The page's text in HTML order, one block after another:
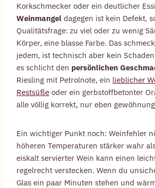
Korkschmecker oder ein deutlicher
Weinmangel dagegen ist kein Defekt,
Qualitätsfrage: zu viel oder zu wenig
Körper, eine blasse Farbe. Das
jedem, ist technisch aber kein
es schlicht den persönlichen
Riesling mit Petrolnote, ein lieblicher
Restsüße oder ein gerbstoffbetonter
alle völlig korrekt, nur eben
Ein wichtiger Punkt noch: Weinfehler
höheren Temperaturen stärker wahr
eiskalt servierter Wein kann einen
regelrecht verstecken. Wenn du
Glas ein paar Minuten stehen und